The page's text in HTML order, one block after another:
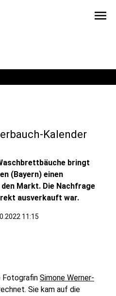
menu
Kalender
bringt
(Bayern) einen
Markt. Die Nachfrage
ausverkauft war.
11:15
Fotografin Simone Werner-
Sie kam auf die